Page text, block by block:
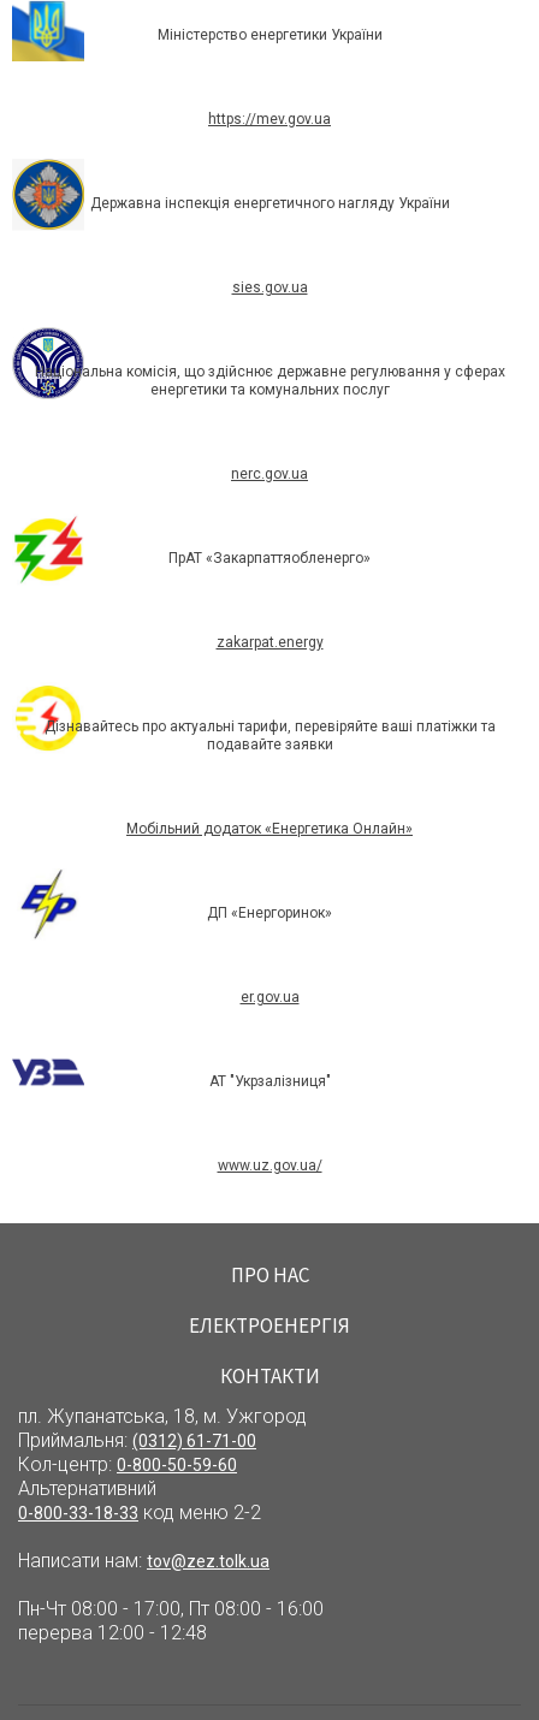
Міністерство енергетики України
https://mev.gov.ua
Державна інспекція енергетичного нагляду України
sies.gov.ua
Національна комісія, що здійснює державне регулювання у сферах
енергетики та комунальних послуг
nerc.gov.ua
ПрАТ «Закарпаттяобленерго»
zakarpat.energy
Дізнавайтесь про актуальні тарифи, перевіряйте ваші платіжки та
подавайте заявки
Мобільний додаток «Енергетика Онлайн»
ДП «Енергоринок»
er.gov.ua
АТ "Укрзалізниця"
www.uz.gov.ua/
ПРО НАС
ЕЛЕКТРОЕНЕРГІЯ
КОНТАКТИ
пл. Жупанатська, 18, м. Ужгород
Приймальня: (0312) 61-71-00
Кол-центр: 0-800-50-59-60
Альтернативний
0-800-33-18-33 код меню 2-2
Написати нам: tov@zez.tolk.ua
Пн-Чт 08:00 - 17:00, Пт 08:00 - 16:00
перерва 12:00 - 12:48